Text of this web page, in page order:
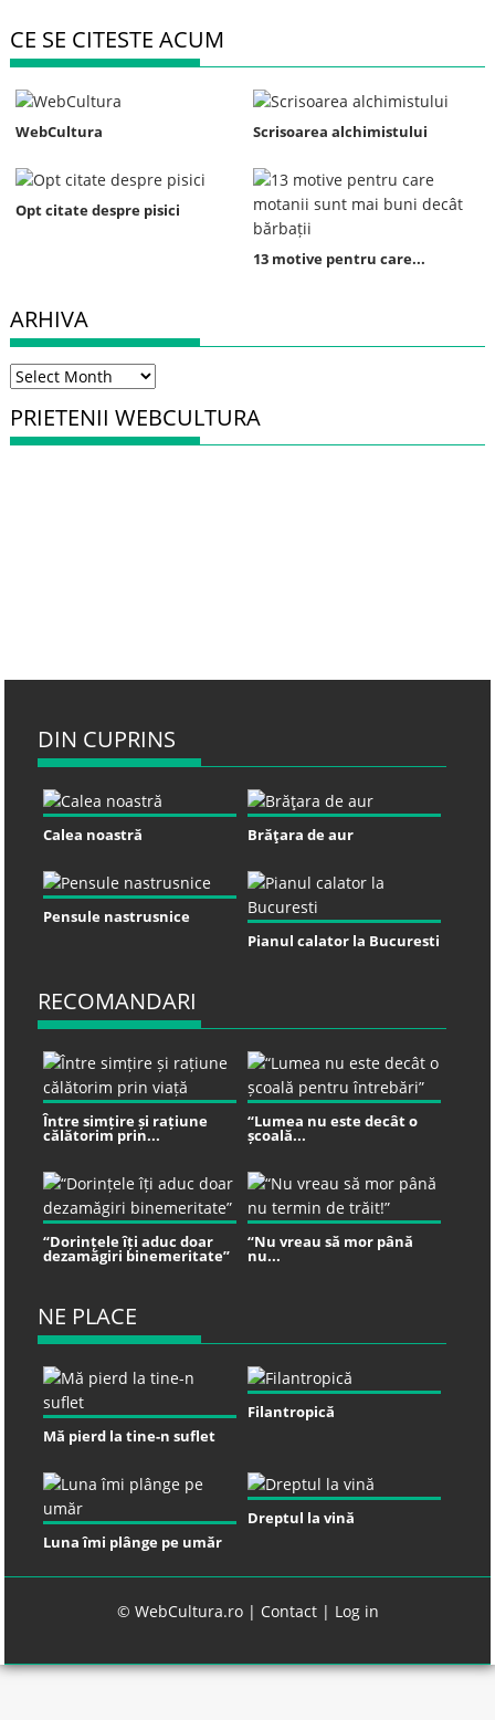
CE SE CITESTE ACUM
WebCultura Scrisoarea alchimistului
Opt citate despre pisici
13 motive pentru care...
ARHIVA
Arhiva
PRIETENII WEBCULTURA
DIN CUPRINS
Calea noastră Brăţara de aur
Pensule nastrusnice
Pianul calator la Bucuresti
RECOMANDARI
Între simțire și rațiune
călătorim prin...
“Lumea nu este decât o
școală...
“Dorințele îți aduc doar
dezamăgiri binemeritate”
“Nu vreau să mor până
nu...
NE PLACE
Mă pierd la tine-n suflet
Filantropică
Luna îmi plânge pe umăr
Dreptul la vină
© WebCultura.ro | Contact| Log in